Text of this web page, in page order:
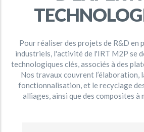
Pour réaliser des projets de R&D en
industriels, l'activité de l'IRT M2P se
technologiques clés, associés à des
Nos travaux couvrent l’élaboration,
fonctionnalisation, et le recyclage
alliages, ainsi que des composites à